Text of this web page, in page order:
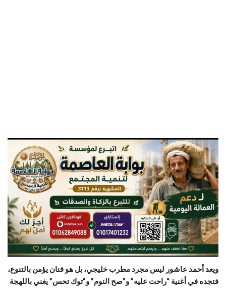
ويعد أحمد عاشور ليس مجرد مطرب خليجي، بل هو فنان يؤمن بالتنوع،
فتجده في أغنية “راحت عليه” و”صح النوم” و”توك تحس” يغني باللهجة